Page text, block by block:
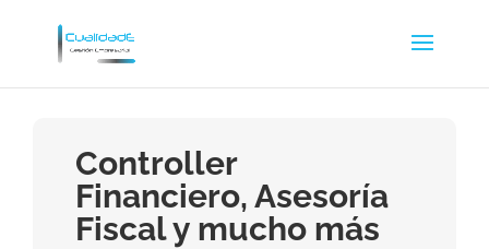
Controller
Financiero, Asesoría
Fiscal y mucho más